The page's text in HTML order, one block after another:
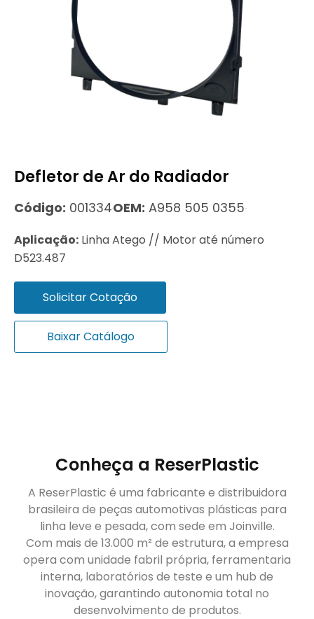
Defletor de Ar do Radiador
Código: 001334OEM: A958 505 0355
Aplicação: Linha Atego // Motor até número
D523.487
Solicitar Cotação
Baixar Catálogo
Conheça a ReserPlastic
A ReserPlastic é uma fabricante e distribuidora
brasileira de peças automotivas plásticas para
linha leve e pesada, com sede em Joinville.
Com mais de 13.000 m² de estrutura, a empresa
opera com unidade fabril própria, ferramentaria
interna, laboratórios de teste e um hub de
inovação, garantindo autonomia total no
desenvolvimento de produtos.